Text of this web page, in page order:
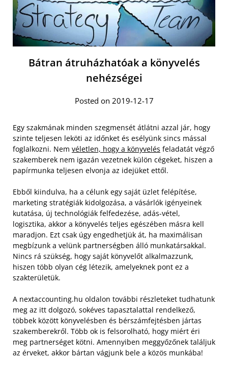
Bátran átruházhatóak a könyvelés
nehézségei
Posted on 2019-12-17
Egy szakmának minden szegmensét átlátni azzal jár, hogy
szinte teljesen leköti az időnket és esélyünk sincs mással
foglalkozni. Nem véletlen, hogy a könyvelés feladatát végző
szakemberek nem igazán vezetnek külön cégeket, hiszen a
papírmunka teljesen elvonja az idejüket ettől.
Ebből kiindulva, ha a célunk egy saját üzlet felépítése,
marketing stratégiák kidolgozása, a vásárlók igényeinek
kutatása, új technológiák felfedezése, adás-vétel,
logisztika, akkor a könyvelés teljes egészében másra kell
maradjon. Ezt csak úgy engedhetjük át, ha maximálisan
megbízunk a velünk partnerségben álló munkatársakkal.
Nincs rá szükség, hogy saját könyvelőt alkalmazzunk,
hiszen több olyan cég létezik, amelyeknek pont ez a
szakterületük.
A nextaccounting.hu oldalon további részleteket tudhatunk
meg az itt dolgozó, sokéves tapasztalattal rendelkező,
többek között könyvelésben és bérszámfejtésben jártas
szakemberekről. Több ok is felsorolható, hogy miért éri
meg partnerséget kötni. Amennyiben meggyőzőnek találjuk
az érveket, akkor bártan vágjunk bele a közös munkába!